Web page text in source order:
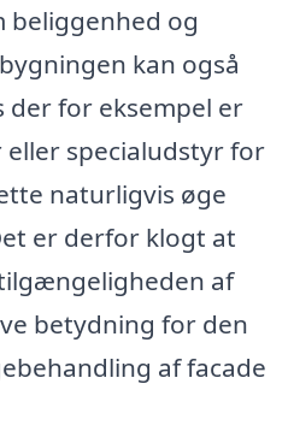
beliggenhed og
kan også
der for eksempel er
specialudstyr for
naturligvis øge
er derfor klogt at
af
betydning for den
af facade